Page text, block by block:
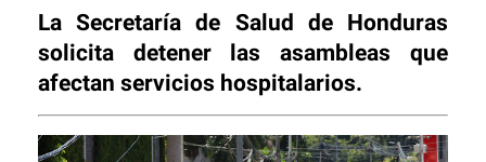
La Secretaría de Salud de Honduras
solicita detener las asambleas que
afectan servicios hospitalarios.